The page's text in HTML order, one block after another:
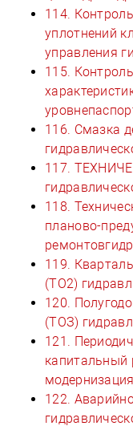
114.
уплотнений
управления
115.
116. Смазка
117.
118.
планово-
119.
(ТО2)
120.
(ТОЗ)
121.
капитальный
122.